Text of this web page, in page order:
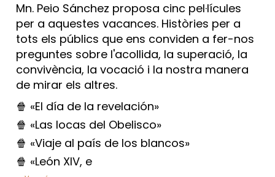
Mn. Peio Sánchez proposa cinc pel·lícules
per a aquestes vacances. Històries per a
tots els públics que ens conviden a fer-nos
preguntes sobre l'acollida, la superació, la
convivència, la vocació i la nostra manera
de mirar els altres.
🍿 «El día de la revelación»
🍿 «Las locas del Obelisco»
🍿 «Viaje al país de los blancos»
🍿 «León XIV, e